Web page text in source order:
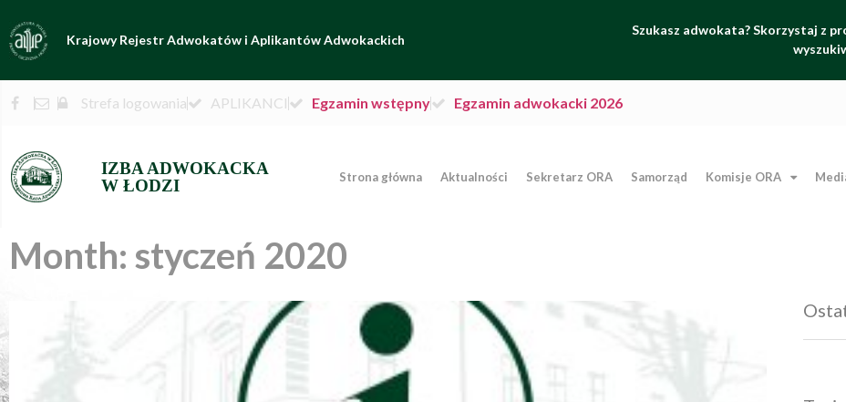
Krajowy Rejestr Adwokatów i Aplikantów Adwokackich
Szukasz adwokata? Skorzystaj z
Strefa logowania APLIKANCI Egzamin wstępny Egzamin adwokacki 2026
IZBA ADWOKACKA
W ŁODZI
Strona główna Aktualności Sekretarz ORA Samorząd Komisje ORA
Month: styczeń 2020